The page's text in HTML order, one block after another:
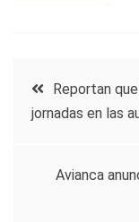
de
entradas
Reportan
jornadas en las
Avianca